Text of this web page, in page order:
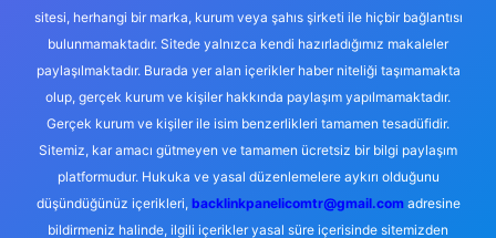
sitesi, herhangi bir marka, kurum veya şahıs şirketi ile hiçbir bağlantısı
bulunmamaktadır. Sitede yalnızca kendi hazırladığımız makaleler
paylaşılmaktadır. Burada yer alan içerikler haber niteliği taşımamakta
olup, gerçek kurum ve kişiler hakkında paylaşım yapılmamaktadır.
Gerçek kurum ve kişiler ile isim benzerlikleri tamamen tesadüfidir.
Sitemiz, kar amacı gütmeyen ve tamamen ücretsiz bir bilgi paylaşım
platformudur. Hukuka ve yasal düzenlemelere aykırı olduğunu
düşündüğünüz içerikleri, backlinkpanelicomtr@gmail.comadresine
bildirmeniz halinde, ilgili içerikler yasal süre içerisinde sitemizden